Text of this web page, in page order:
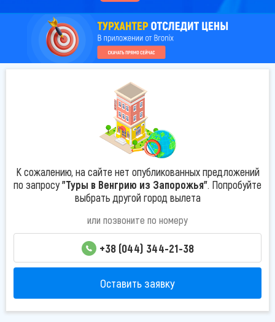
К сожалению, на сайте нет опубликованных предложений
по запросу"Туры в Венгрию из Запорожья". Попробуйте
выбрать другой город вылета
или позвоните по номеру
+38 (044) 344-21-38
Оставить заявку